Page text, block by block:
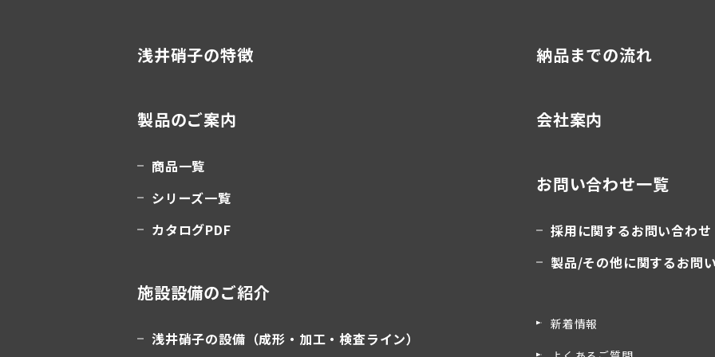
浅井硝子の特徴
製品のご案内
商品一覧
シリーズ一覧
カタログPDF
施設設備のご紹介
浅井硝子の設備（成形・加工・検査ライン）
納品までの流れ
会社案内
お問い合わせ一覧
採用に関するお問い合わせ
製品/その他に関するお問
新着情報